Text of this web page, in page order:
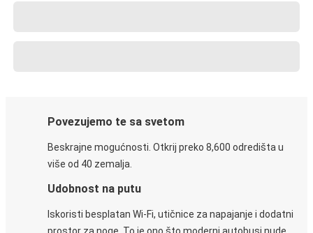
Povezujemo te sa svetom
Beskrajne mogućnosti. Otkrij preko 8,600 odredišta u
više od 40 zemalja.
Udobnost na putu
Iskoristi besplatan Wi-Fi, utičnice za napajanje i dodatni